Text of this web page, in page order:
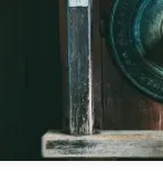
× 3